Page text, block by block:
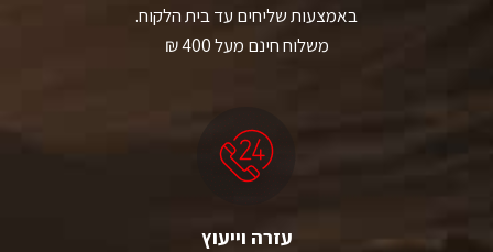
באמצעות שליחים עד בית הלקוח.
משלוח חינם מעל 400 ₪
עזרה וייעוץ